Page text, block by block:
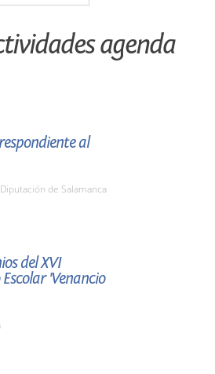
agenda
al
de Salamanca
del XVI
'Venancio